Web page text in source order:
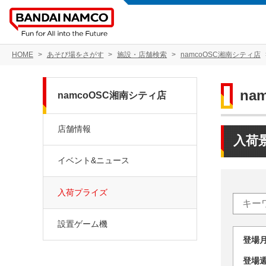
HOME あそび場をさがす 施設・店舗検索 namcoOSC湘南シティ店
入荷
登
登
namcoOSC湘南シティ店
店舗情報
イベント&ニュース
入荷プライズ
設置ゲーム機